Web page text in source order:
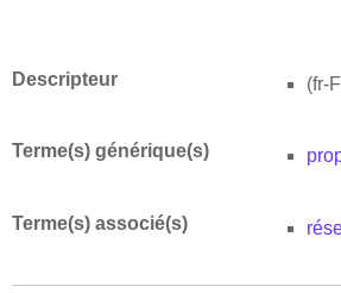
Descripteur (fr-
Terme(s) générique(s)
Terme(s) associé(s)